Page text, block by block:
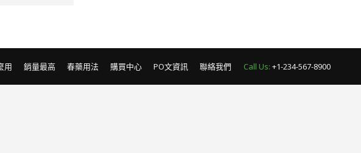
用 銷量最高 春藥用法 購買中心 PO文資訊 聯絡我們 Call Us: +1-234-567-8900